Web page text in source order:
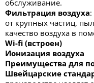
обслуживание.
Фильтрация воздуха
от крупных частиц,
качество воздуха в
Wi-fi (встроен)
Ионизация воздуха
Преимущества для
Швейцарские